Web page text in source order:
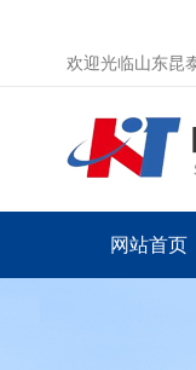
欢迎光临山东昆
网站首页